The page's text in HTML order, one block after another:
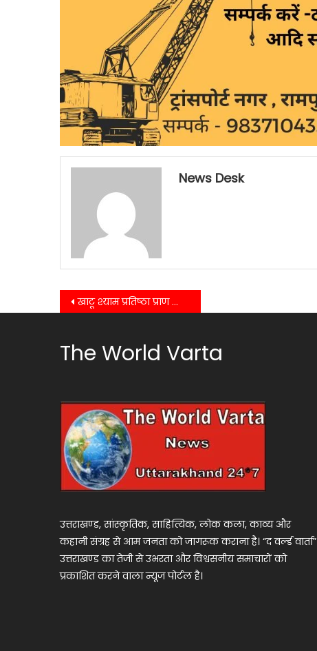
News Desk
Post
खाटू श्याम प्रतिष्ठा प्राण कार्यक्रम में शामिल हुए विधायक शिव अरोरा ने गल्ला मंडी मन्दिर में पूजा अर्चना कर लिया आशीर्वाद…..
The World Varta
उत्तराखण्ड, सांस्कृतिक, साहित्यिक, लोक कला, काव्य और
कहानी संग्रह से आम जनता को जागरूक कराना है। “द वर्ल्ड वार्ता”
उत्तराखण्ड का तेजी से उभरता और विश्वसनीय समाचारों को
प्रकाशित करने वाला न्यूज पोर्टल है।